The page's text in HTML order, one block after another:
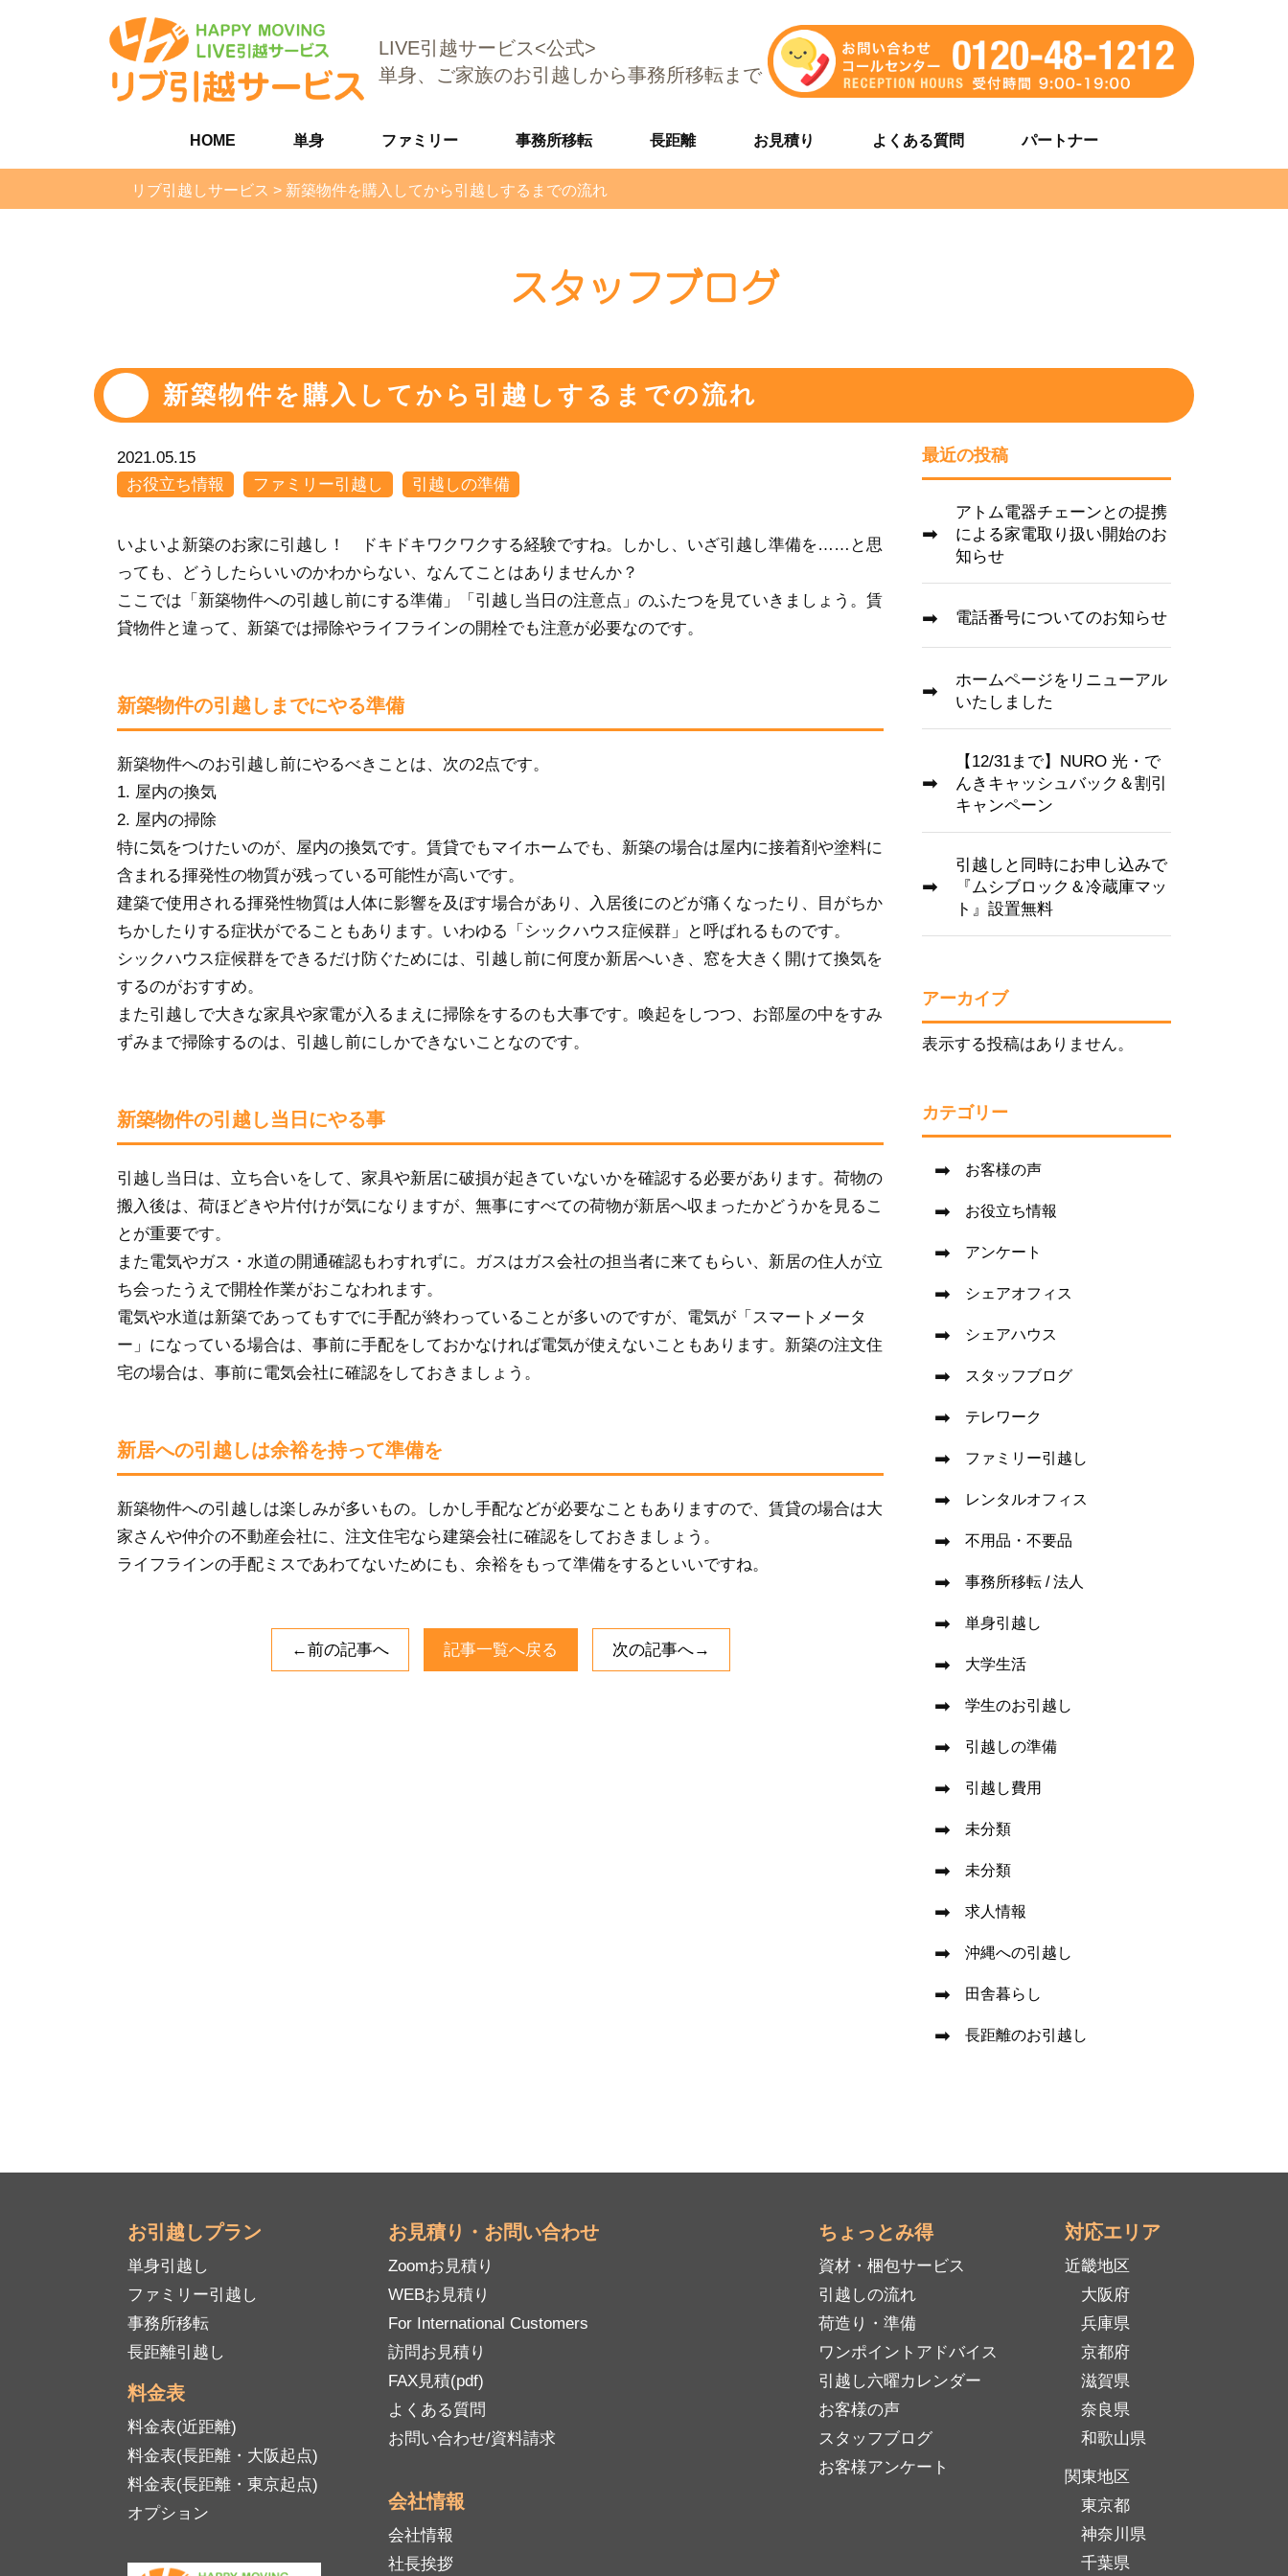
LIVE引越サービス<公式>
単身、ご家族のお引越しから事務所移転まで
HOME 単身 ファミリー 事務所移転 長距離 お見積り よくある質問 パートナー
リブ引越しサービス > 新築物件を購入してから引越しするまでの流れ
スタッフブログ
新築物件を購入してから引越しするまでの流れ
2021.05.15
お役立ち情報
ファミリー引越し 引越しの準備
いよいよ新築のお家に引越し！ ドキドキワクワクする経験ですね。しかし、いざ引越し準備を……と思
っても、どうしたらいいのかわからない、なんてことはありませんか？
ここでは「新築物件への引越し前にする準備」「引越し当日の注意点」のふたつを見ていきましょう。賃
貸物件と違って、新築では掃除やライフラインの開栓でも注意が必要なのです。
新築物件の引越しまでにやる準備
新築物件へのお引越し前にやるべきことは、次の2点です。
1. 屋内の換気
2. 屋内の掃除
特に気をつけたいのが、屋内の換気です。賃貸でもマイホームでも、新築の場合は屋内に接着剤や塗料に
含まれる揮発性の物質が残っている可能性が高いです。
建築で使用される揮発性物質は人体に影響を及ぼす場合があり、入居後にのどが痛くなったり、目がちか
ちかしたりする症状がでることもあります。いわゆる「シックハウス症候群」と呼ばれるものです。
シックハウス症候群をできるだけ防ぐためには、引越し前に何度か新居へいき、窓を大きく開けて換気を
するのがおすすめ。
また引越しで大きな家具や家電が入るまえに掃除をするのも大事です。喚起をしつつ、お部屋の中をすみ
ずみまで掃除するのは、引越し前にしかできないことなのです。
新築物件の引越し当日にやる事
引越し当日は、立ち合いをして、家具や新居に破損が起きていないかを確認する必要があります。荷物の
搬入後は、荷ほどきや片付けが気になりますが、無事にすべての荷物が新居へ収まったかどうかを見るこ
とが重要です。
また電気やガス・水道の開通確認もわすれずに。ガスはガス会社の担当者に来てもらい、新居の住人が立
ち会ったうえで開栓作業がおこなわれます。
電気や水道は新築であってもすでに手配が終わっていることが多いのですが、電気が「スマートメータ
ー」になっている場合は、事前に手配をしておかなければ電気が使えないこともあります。新築の注文住
宅の場合は、事前に電気会社に確認をしておきましょう。
新居への引越しは余裕を持って準備を
新築物件への引越しは楽しみが多いもの。しかし手配などが必要なこともありますので、賃貸の場合は大
家さんや仲介の不動産会社に、注文住宅なら建築会社に確認をしておきましょう。
ライフラインの手配ミスであわてないためにも、余裕をもって準備をするといいですね。
←前の記事へ 記事一覧へ戻る 次の記事へ→
最近の投稿
アトム電器チェーンとの提携
による家電取り扱い開始のお
知らせ
電話番号についてのお知らせ
ホームページをリニューアル
いたしました
【12/31まで】NURO 光・で
んきキャッシュバック＆割引
キャンペーン
引越しと同時にお申し込みで
『ムシブロック＆冷蔵庫マッ
ト』設置無料
アーカイブ
表示する投稿はありません。
カテゴリー
お客様の声
お役立ち情報
アンケート
シェアオフィス
シェアハウス
スタッフブログ
テレワーク
ファミリー引越し
レンタルオフィス
不用品・不要品
事務所移転 / 法人
単身引越し
大学生活
学生のお引越し
引越しの準備
引越し費用
未分類
未分類
求人情報
沖縄への引越し
田舎暮らし
長距離のお引越し
お引越しプラン
単身引越し
ファミリー引越し
事務所移転
長距離引越し
料金表
料金表(近距離)
料金表(長距離・大阪起点)
料金表(長距離・東京起点)
オプション
お見積り・お問い合わせ
Zoomお見積り
WEBお見積り
For International Customers
訪問お見積り
FAX見積(pdf)
よくある質問
お問い合わせ/資料請求
会社情報
会社情報
社長挨拶
ちょっとみ得
資材・梱包サービス
引越しの流れ
荷造り・準備
ワンポイントアドバイス
引越し六曜カレンダー
お客様の声
スタッフブログ
お客様アンケート
対応エリア
近畿地区
大阪府
兵庫県
京都府
滋賀県
奈良県
和歌山県
関東地区
東京都
神奈川県
千葉県